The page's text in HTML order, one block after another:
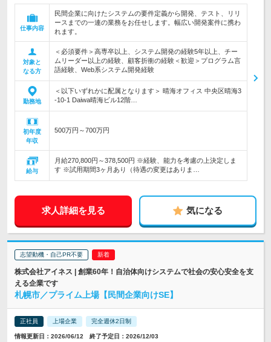
仕事内容
民間企業に向けたシステムの要件定義から開発、テスト、リリ
ースまでの一連の業務をお任せします。幅広い開発案件に携わ
れます。
対象と
なる方
＜必須要件＞高専卒以上、システム開発の経験5年以上、チー
ムリーダー以上の経験、顧客折衝の経験＜歓迎＞プログラム言
語経験、Web系システム開発経験
勤務地
＜以下いずれかに配属となります＞ 晴海オフィス 中央区晴海3
-10-1 Daiwa晴海ビル12階…
初年度
年収
500万円～700万円
給与
月給270,800円～378,500円 ※経験、能力を考慮の上決定しま
す ※試用期間3ヶ月あり（待遇の変更はありま…
求人詳細を見る 気になる
志望動機・自己PR不要
株式会社アイネス | 創業60年！自治体向けシステムで社会の安心安全を支
える企業です
札幌市／プライム上場【民間企業向けSE】
正社員 上場企業 完全週休2日制
情報更新日：2026/06/12 終了予定日：2026/12/03